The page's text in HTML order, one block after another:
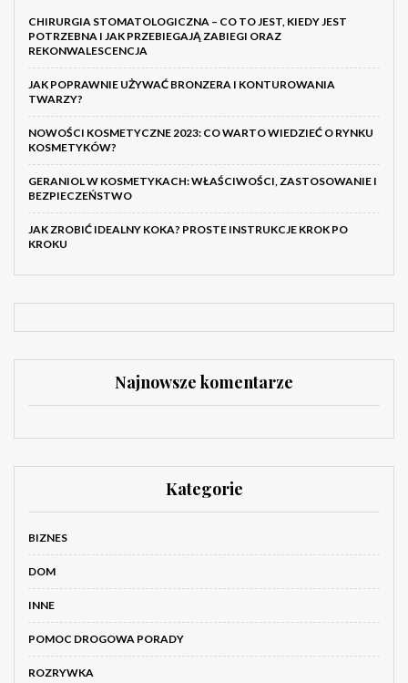
CHIRURGIA STOMATOLOGICZNA – CO TO JEST, KIEDY JEST
POTRZEBNA I JAK PRZEBIEGAJĄ ZABIEGI ORAZ
REKONWALESCENCJA
JAK POPRAWNIE UŻYWAĆ BRONZERA I KONTUROWANIA
TWARZY?
NOWOŚCI KOSMETYCZNE 2023: CO WARTO WIEDZIEĆ O RYNKU
KOSMETYKÓW?
GERANIOL W KOSMETYKACH: WŁAŚCIWOŚCI, ZASTOSOWANIE I
BEZPIECZEŃSTWO
JAK ZROBIĆ IDEALNY KOKA? PROSTE INSTRUKCJE KROK PO
KROKU
Najnowsze komentarze
Kategorie
BIZNES
DOM
INNE
POMOC DROGOWA PORADY
ROZRYWKA